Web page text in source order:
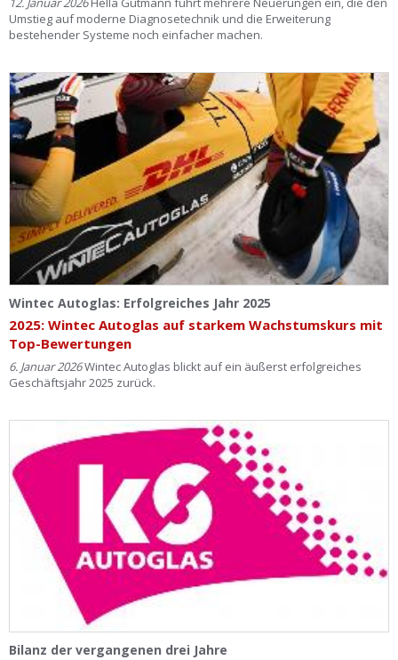
Umstieg auf moderne Diagnosetechnik und die Erweiterung
bestehender Systeme noch einfacher machen.
Wintec Autoglas: Erfolgreiches Jahr 2025
2025: Wintec Autoglas auf starkem Wachstumskurs mit
Top-Bewertungen
6. Januar 2026Wintec Autoglas blickt auf ein äußerst erfolgreiches
Geschäftsjahr 2025 zurück.
Bilanz der vergangenen drei Jahre